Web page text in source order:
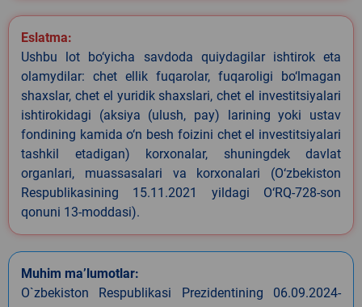
Eslatma:
Ushbu lot bo‘yicha savdoda quiydagilar ishtirok eta
olamydilar: chet ellik fuqarolar, fuqaroligi bo‘lmagan
shaxslar, chet el yuridik shaxslari, chet el investitsiyalari
ishtirokidagi (aksiya (ulush, pay) larining yoki ustav
fondining kamida o‘n besh foizini chet el investitsiyalari
tashkil etadigan) korxonalar, shuningdek davlat
organlari, muassasalari va korxonalari (O‘zbekiston
Respublikasining 15.11.2021 yildagi O‘RQ-728-son
qonuni 13-moddasi).
Muhim ma’lumotlar:
O`zbekiston Respublikasi Prezidentining 06.09.2024-